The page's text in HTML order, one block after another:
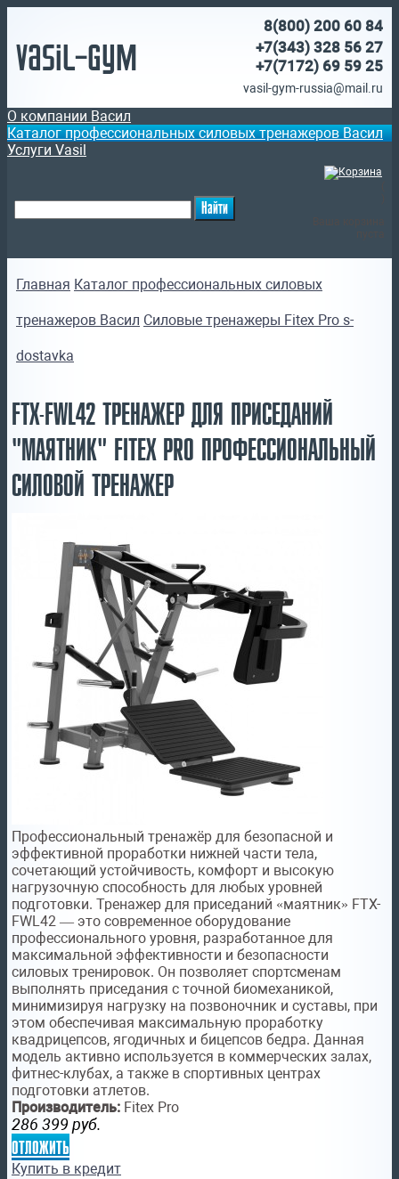
Vasil-Gym
8(800) 200 60 84
+7(343) 328 56 27
+7(7172) 69 59 25
vasil-gym-russia@mail.ru
О компании Васил
Каталог профессиональных силовых тренажеров Васил
Услуги Vasil
Главная Каталог профессиональных силовых
тренажеров Васил Силовые тренажеры Fitex Pro s-
dostavka
FTX-FWL42 ТРЕНАЖЕР ДЛЯ ПРИСЕДАНИЙ
"МАЯТНИК" FITEX PRO ПРОФЕССИОНАЛЬНЫЙ
СИЛОВОЙ ТРЕНАЖЕР
Профессиональный тренажёр для безопасной и
эффективной проработки нижней части тела,
сочетающий устойчивость, комфорт и высокую
нагрузочную способность для любых уровней
подготовки. Тренажер для приседаний «маятник» FTX-
FWL42 — это современное оборудование
профессионального уровня, разработанное для
максимальной эффективности и безопасности
силовых тренировок. Он позволяет спортсменам
выполнять приседания с точной биомеханикой,
минимизируя нагрузку на позвоночник и суставы, при
этом обеспечивая максимальную проработку
квадрицепсов, ягодичных и бицепсов бедра. Данная
модель активно используется в коммерческих залах,
фитнес-клубах, а также в спортивных центрах
подготовки атлетов.
Производитель: Fitex Pro
286 399 руб.
отложить
Купить в кредит